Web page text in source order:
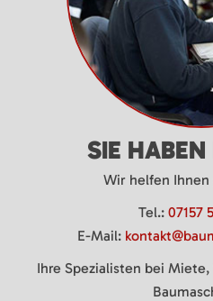
SIE HABEN
Wir helfen
Tel.: 07157
E-Mail:
Ihre Spezialisten bei